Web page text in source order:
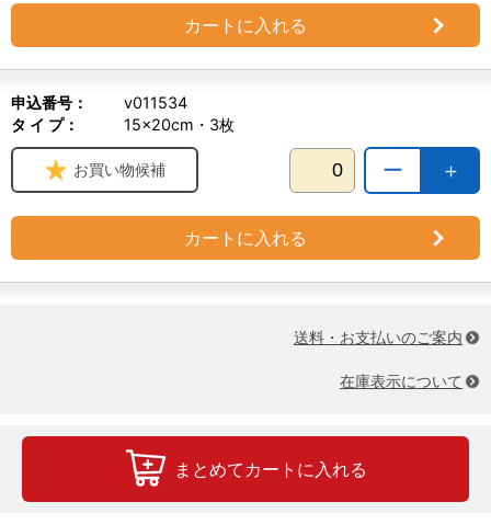
カートに入れる
申込番号：
v011534
タ イ プ：
15×20cm・3枚
＋
ー
お買い物候補
カートに入れる
送料・お支払いのご案内
在庫表示について
まとめてカートに入れる